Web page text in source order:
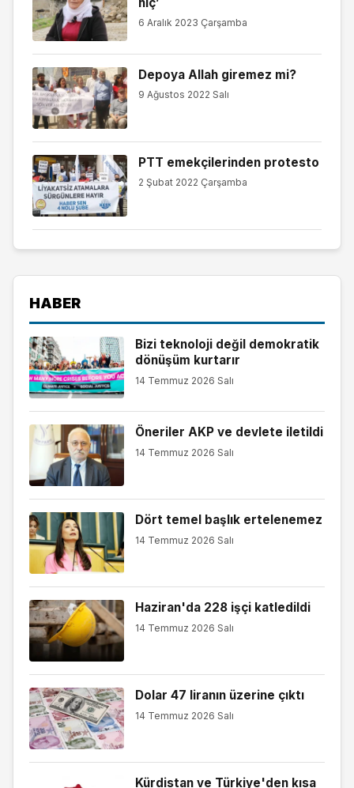
6 Aralık 2023 Çarşamba
Depoya Allah giremez mi?
9 Ağustos 2022 Salı
PTT emekçilerinden protesto
2 Şubat 2022 Çarşamba
HABER
Bizi teknoloji değil demokratik
dönüşüm kurtarır
14 Temmuz 2026 Salı
Öneriler AKP ve devlete iletildi
14 Temmuz 2026 Salı
Dört temel başlık ertelenemez
14 Temmuz 2026 Salı
Haziran'da 228 işçi katledildi
14 Temmuz 2026 Salı
Dolar 47 liranın üzerine çıktı
14 Temmuz 2026 Salı
Kürdistan ve Türkiye'den kısa